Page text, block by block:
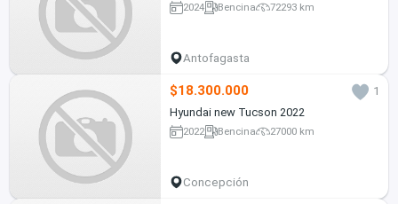
2024 Bencina 72293 km
Antofagasta
$18.300.000
1
Hyundai new Tucson 2022
2022 Bencina 27000 km
Concepción